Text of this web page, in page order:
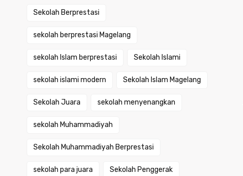
Sekolah Berprestasi
sekolah berprestasi Magelang
sekolah Islam berprestasi Sekolah Islami
sekolah islami modern Sekolah Islam Magelang
Sekolah Juara sekolah menyenangkan
sekolah Muhammadiyah
Sekolah Muhammadiyah Berprestasi
sekolah para juara Sekolah Penggerak